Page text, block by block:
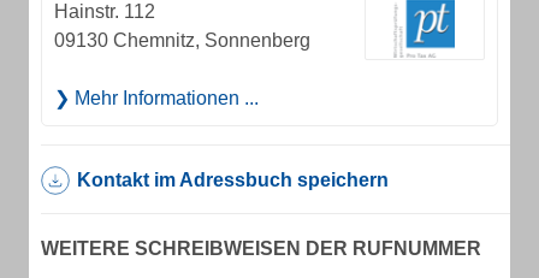
Hainstr. 112
09130 Chemnitz, Sonnenberg
Mehr Informationen ...
Kontakt im Adressbuch speichern
WEITERE SCHREIBWEISEN DER RUFNUMMER